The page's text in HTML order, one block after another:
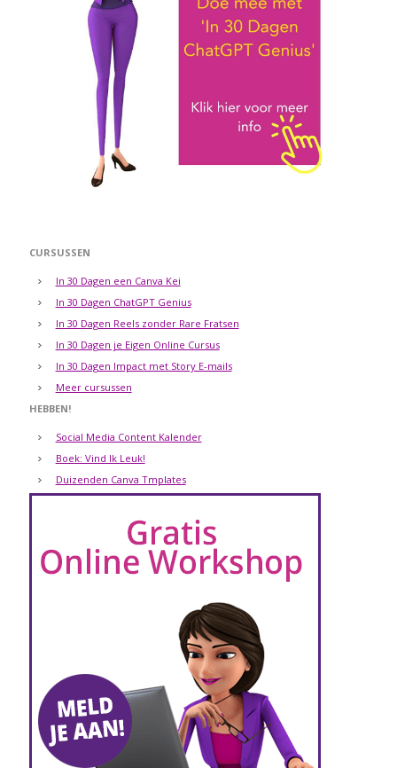
CURSUSSEN
In 30 Dagen een Canva Kei
In 30 Dagen ChatGPT Genius
In 30 Dagen Reels zonder Rare Fratsen
In 30 Dagen je Eigen Online Cursus
In 30 Dagen Impact met Story E-mails
Meer cursussen
HEBBEN!
Social Media Content Kalender
Boek: Vind Ik Leuk!
Duizenden Canva Tmplates